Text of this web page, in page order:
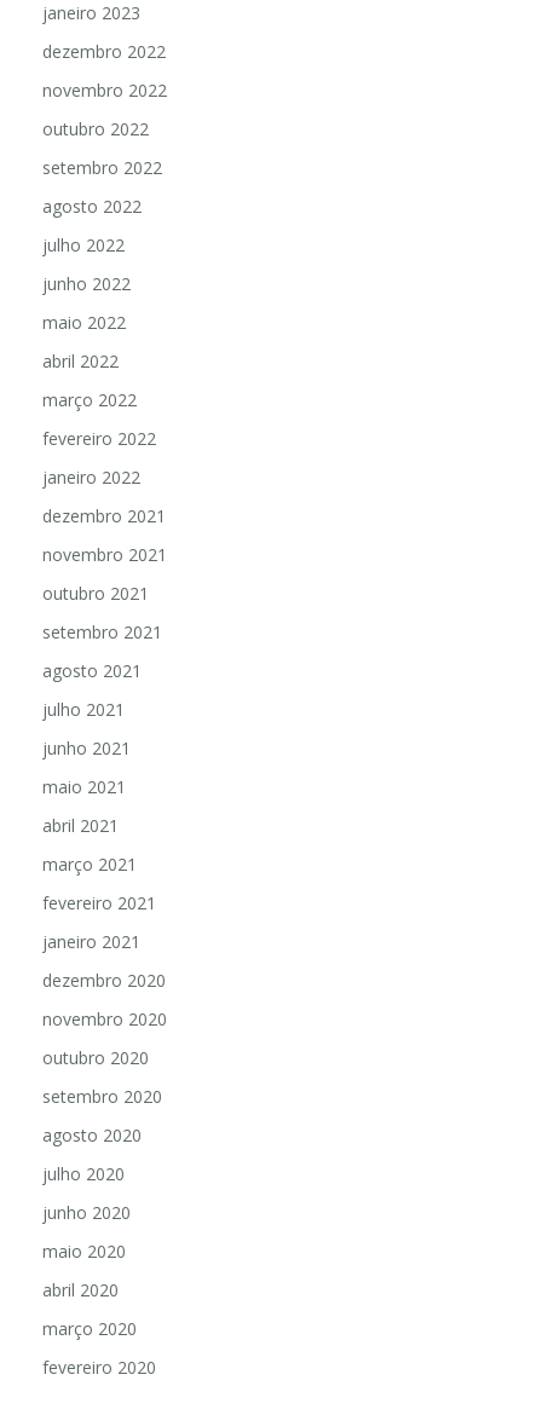
janeiro 2023
dezembro 2022
novembro 2022
outubro 2022
setembro 2022
agosto 2022
julho 2022
junho 2022
maio 2022
abril 2022
março 2022
fevereiro 2022
janeiro 2022
dezembro 2021
novembro 2021
outubro 2021
setembro 2021
agosto 2021
julho 2021
junho 2021
maio 2021
abril 2021
março 2021
fevereiro 2021
janeiro 2021
dezembro 2020
novembro 2020
outubro 2020
setembro 2020
agosto 2020
julho 2020
junho 2020
maio 2020
abril 2020
março 2020
fevereiro 2020